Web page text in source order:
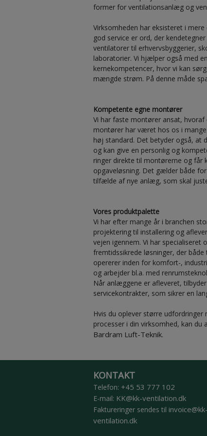
former for ventilationsanlæg og
Virksomheden har eksisteret i
god service er ord, der
ventilatorer til erhvervsbyggerier,
laboratorier. Vi hjælper også med
kernekompetencer, hvor vi kan
mængde strøm. På denne måde
Kompetente egne montører
Vi har faste montører ansat,
montører har været hos os i
høj standard. Det betyder også, at
og kan give en personlig og
ringer direkte til montørerne og får
opgaveløsning. Det gælder både
tilfælde af nye anlæg, som skal
Vores produktpalette
Vi har efter mange år i branchen
projektering til installering og
vejen igennem. Vi har specialiseret
fremtidssikrede løsninger, der
opererer inden for komfort-,
og arbejder bl.a. med
Når anlæggene er afleveret,
servicekontrakter, som sikrer en
Hvis du oplever større
processer i din virksomhed, kan du
Bardram Luft-Teknik.
​KONTAKT
​Telefon: +45 53 777 102
E-mail: KK@kk-ventilation.dk
Faktureringer sendes til invoice@kk-
ventilation.dk